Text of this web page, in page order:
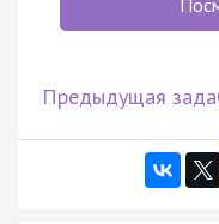
Предыдущая